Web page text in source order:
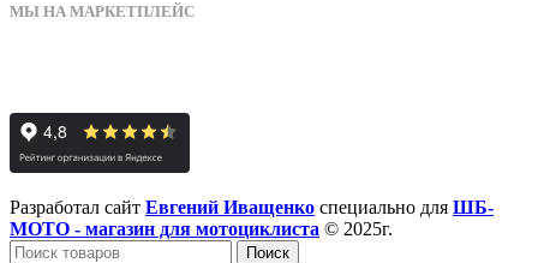
МЫ НА МАРКЕТПЛЕЙС
Разработал сайт Евгений Иващенко специально для ШБ-
МОТО - магазин для мотоциклиста © 2025г.
Поиск